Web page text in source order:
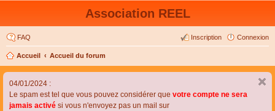
Association REEL
FAQ Connexion
Inscription
Accueil Accueil du forum
04/01/2024 :
Le spam est tel que vous pouvez considérer que votre compte ne sera
jamais activé si vous n'envoyez pas un mail sur